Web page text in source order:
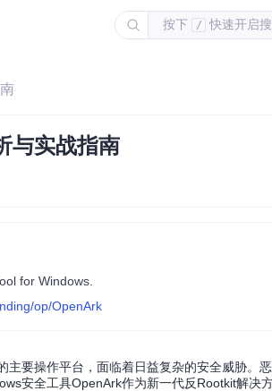
按下 / 快速开启
与实战指南
for Windows.
op/OpenArk
主要操作平台，面临着日益复杂的安全威胁。
安全工具OpenArk作为新一代反Rootkit解决